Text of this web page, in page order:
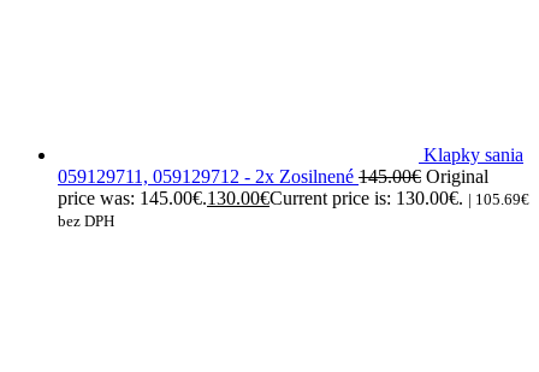
Klapky sania
059129711, 059129712 - 2x Zosilnené 145.00€ Original
price was: 145.00€.130.00€Current price is: 130.00€. | 105.69€
bez DPH